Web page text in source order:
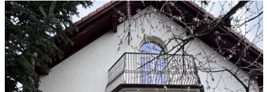
Porównaj zdjęcia przed i po
PrzedPo
Czyszczenie elewacji z glonów i mchu
Preparat biobójczy, mycie i malowanie farbą silikonową.
Szczecin